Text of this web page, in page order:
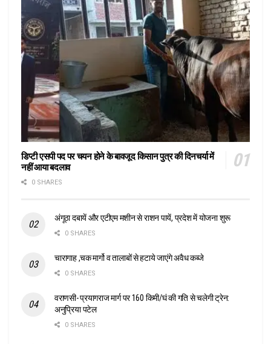
डिप्टी एसपी पद पर चयन होने के बावजूद किसान पुत्र की दिनचर्या में
नहीं आया बदलाव
0 SHARES
अंगूठा दबायें और एटीएम मशीन से राशन पायें, प्रदेश में योजना शुरू
0 SHARES
चारागाह ,चक मार्गो व तालाबों से हटाये जाएंगे अवैध कब्जे
0 SHARES
वराणसी- प्रयागराज मार्ग पर 160 किमी/घं की गति से चलेगी ट्रेन:
अनुप्रिया पटेल
0 SHARES